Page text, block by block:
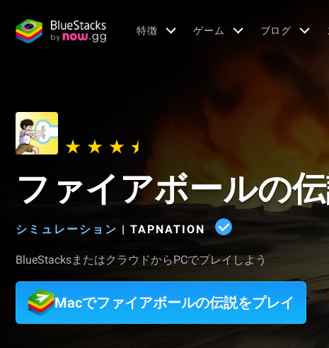
特徴 ゲーム ブログ
ファイアボールの
シミュレーション | TAPNATION
BlueStacksまたはクラウドからPCでプレイしよう
Macでファイアボールの伝説をプレイ